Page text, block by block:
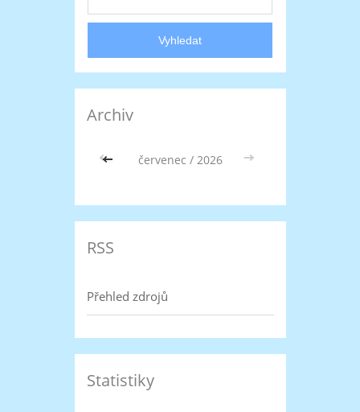
Archiv
<< červenec / 2026 >>
RSS
Přehled zdrojů
Statistiky